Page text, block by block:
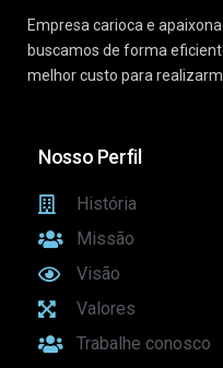
Empresa carioca e
buscamos de forma
melhor custo para
Nosso Perfil
História
Missão
Visão
Valores
Trabalhe conosco